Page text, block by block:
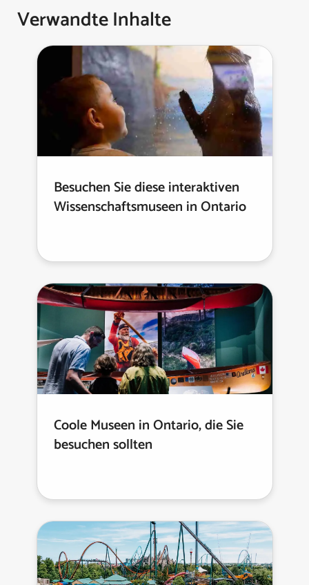
Verwandte Inhalte
Besuchen Sie diese interaktiven
Wissenschaftsmuseen in Ontario
Coole Museen in Ontario, die Sie
besuchen sollten